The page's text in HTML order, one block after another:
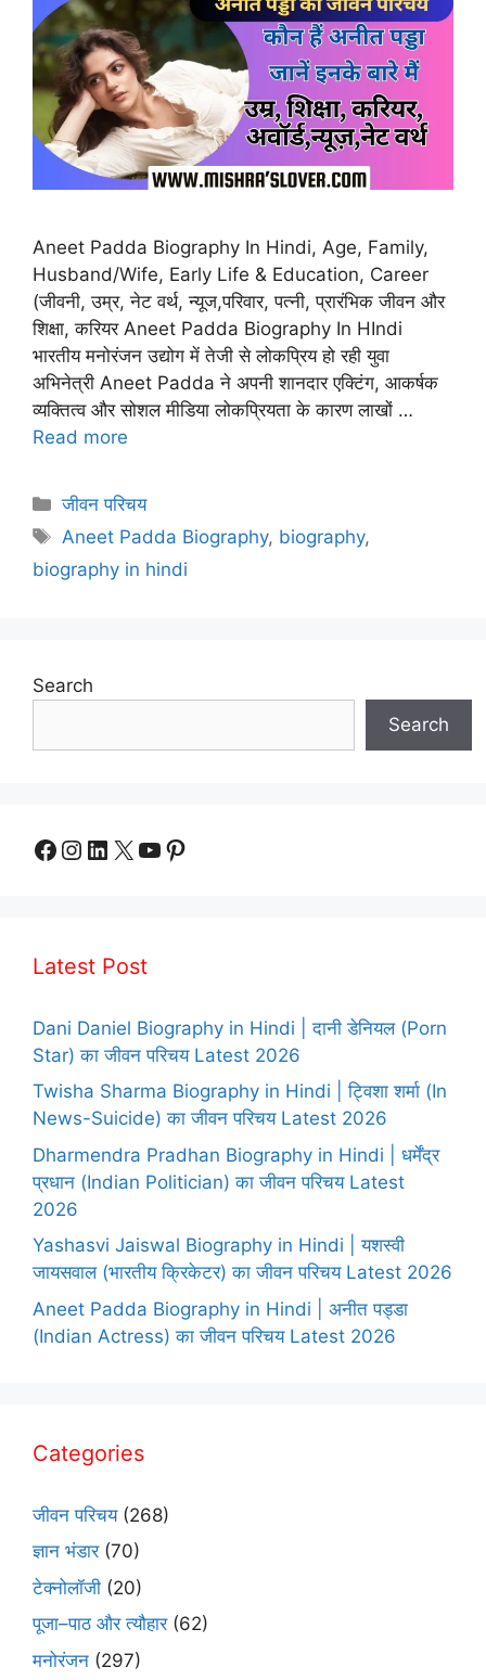
Aneet Padda Biography In Hindi, Age, Family,
Husband/Wife, Early Life & Education, Career
(जीवनी, उम्र, नेट वर्थ, न्यूज,परिवार, पत्नी, प्रारंभिक जीवन और
शिक्षा, करियर Aneet Padda Biography In HIndi
भारतीय मनोरंजन उद्योग में तेजी से लोकप्रिय हो रही युवा
अभिनेत्री Aneet Padda ने अपनी शानदार एक्टिंग, आकर्षक
व्यक्तित्व और सोशल मीडिया लोकप्रियता के कारण लाखों …
Read more
Categories
जीवन परिचय
Tags
Aneet Padda Biography, biography,
biography in hindi
Search
Search
Facebook
Instagram
LinkedIn
X YouTube
Pinterest
Latest Post
Dani Daniel Biography in Hindi | दानी डेनियल (Porn
Star) का जीवन परिचय Latest 2026
Twisha Sharma Biography in Hindi | ट्विशा शर्मा (In
News-Suicide) का जीवन परिचय Latest 2026
Dharmendra Pradhan Biography in Hindi | धर्मेंद्र
प्रधान (Indian Politician) का जीवन परिचय Latest
2026
Yashasvi Jaiswal Biography in Hindi | यशस्वी
जायसवाल (भारतीय क्रिकेटर) का जीवन परिचय Latest 2026
Aneet Padda Biography in Hindi | अनीत पड्डा
(Indian Actress) का जीवन परिचय Latest 2026
Categories
जीवन परिचय(268)
ज्ञान भंडार(70)
टेक्नोलॉजी (20)
पूजा–पाठ और त्यौहार(62)
मनोरंजन (297)